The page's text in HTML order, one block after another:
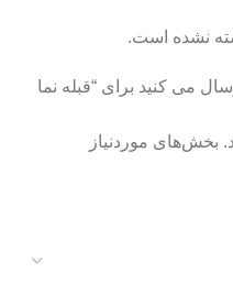
نشده است.
می کنید برای “قبله نما
بخش‌های موردنیاز